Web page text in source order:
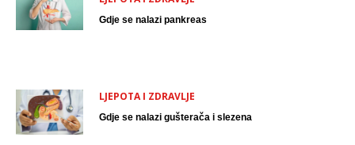
Gdje se nalazi pankreas
LJEPOTA I ZDRAVLJE
Gdje se nalazi gušterača i slezena